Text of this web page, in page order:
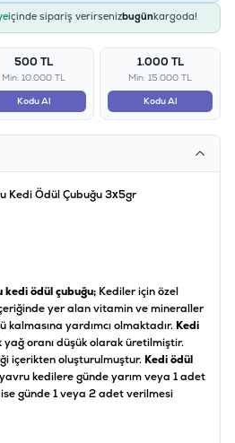
içinde sipariş verirsenizbugünkargoda!
500 TL
Min: 10.000 TL
Kodu Al
1.000 TL
Min: 15.000 TL
Kodu Al
Kedi Ödül Çubuğu 3x5gr
kedi ödül çubuğu; Kediler için özel
yer alan vitamin ve mineraller
kalmasına yardımcı olmaktadır. Kedi
yağ oranı düşük olarak üretilmiştir.
içerikten oluşturulmuştur. Kedi ödül
kedilere günde yarım veya 1 adet
günde 1 veya 2 adet verilmesi